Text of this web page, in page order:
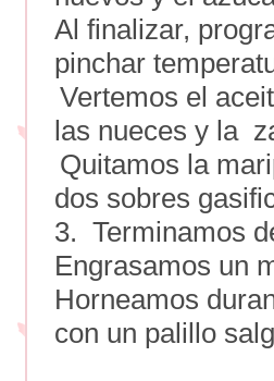
Al finalizar,
pinchar
Vertemos el
las nueces y la
Quitamos la
dos sobres
3. Terminamos
Engrasamos un
Horneamos
con un palillo